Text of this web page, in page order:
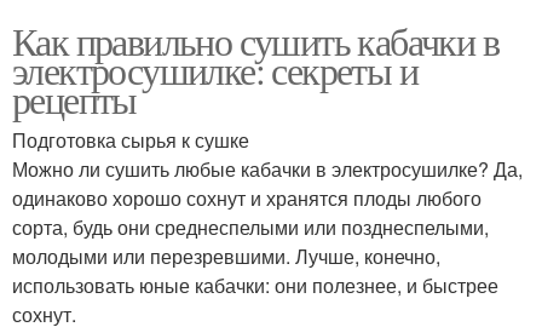
Как правильно сушить кабачки в
электросушилке: секреты и
рецепты
Подготовка сырья к сушке
Можно ли сушить любые кабачки в электросушилке? Да,
одинаково хорошо сохнут и хранятся плоды любого
сорта, будь они среднеспелыми или позднеспелыми,
молодыми или перезревшими. Лучше, конечно,
использовать юные кабачки: они полезнее, и быстрее
сохнут.